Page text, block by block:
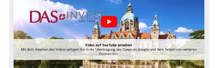
Video auf YouTube ansehen
Mit dem Ansehen des Videos willigen Sie in die Übertragung der Daten an Google und dem Setzen von weiteren
Cookies ein.